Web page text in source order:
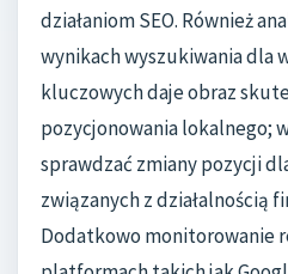
działaniom SEO. Również
wynikach wyszukiwania dla
kluczowych daje obraz
pozycjonowania lokalnego;
sprawdzać zmiany pozycji
związanych z działalnością
Dodatkowo monitorowanie